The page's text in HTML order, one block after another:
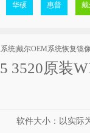
华硕 惠普
3520原装
软件大小：以实际